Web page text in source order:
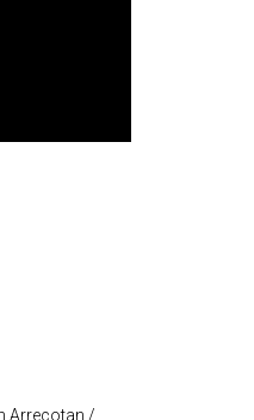
Arrecotan /